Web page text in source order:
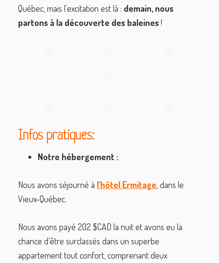
Québec, mais l’excitation est là : demain, nous
partons à la découverte des baleines!
Infos pratiques:
Notre hébergement :
Nous avons séjourné à l'hôtel Ermitage , dans le
Vieux-Québec.
Nous avons payé 202 $CAD la nuit et avons eu la
chance d’être surclassés dans un superbe
appartement tout confort, comprenant deux